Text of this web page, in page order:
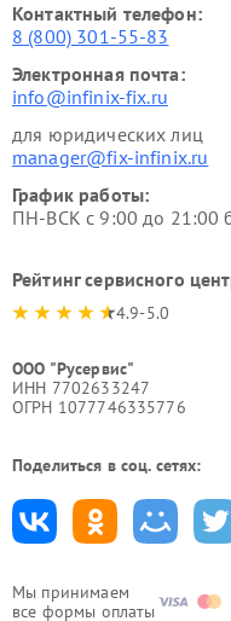
Мы принимаем
все формы оплаты
Контактный телефон:
8 (800) 301-55-83
Электронная почта:
info@infinix-fix.ru
для юридических лиц
manager@fix-infinix.ru
График работы:
ПН-ВСК с 9:00 до 21:00
Рейтинг сервисного
4.9-5.0
ООО "Русервис"
ИНН 7702633247
ОГРН 1077746335776
Поделиться в соц. сетях: